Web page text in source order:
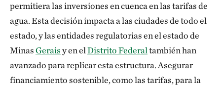
permitiera las inversiones en cuenca en las tarifas de
agua. Esta decisión impacta a las ciudades de todo el
estado, y las entidades regulatorias en el estado de
MinasGeraisy en elDistrito Federaltambién han
avanzado para replicar esta estructura. Asegurar
financiamiento sostenible, como las tarifas, para la